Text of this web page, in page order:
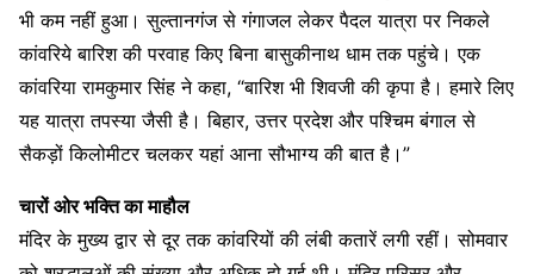
भी कम नहीं हुआ। सुल्तानगंज से गंगाजल लेकर पैदल यात्रा पर निकले
कांवरिये बारिश की परवाह किए बिना बासुकीनाथ धाम तक पहुंचे। एक
कांवरिया रामकुमार सिंह ने कहा, “बारिश भी शिवजी की कृपा है। हमारे लिए
यह यात्रा तपस्या जैसी है। बिहार, उत्तर प्रदेश और पश्चिम बंगाल से
सैकड़ों किलोमीटर चलकर यहां आना सौभाग्य की बात है।”
चारों ओर भक्ति का माहौल
मंदिर के मुख्य द्वार से दूर तक कांवरियों की लंबी कतारें लगी रहीं। सोमवार